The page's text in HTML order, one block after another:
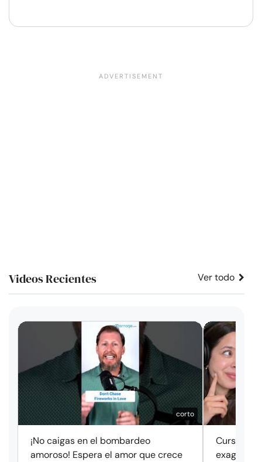
Videos Recientes Ver todo
corto
¡No caigas en el bombardeo
amoroso! Espera el amor que crece
Cursos